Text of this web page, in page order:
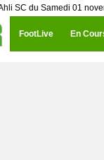
SC du Samedi 01
FootLive En